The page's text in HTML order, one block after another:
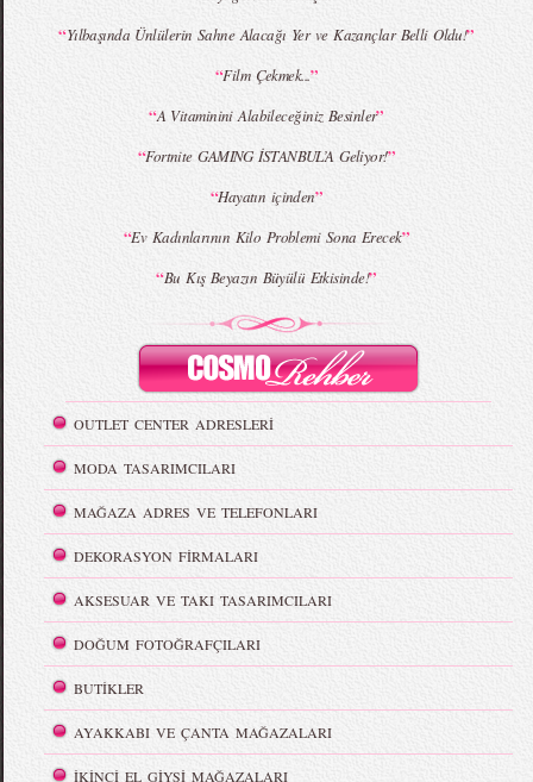
“Yılbaşında Ünlülerin Sahne Alacağı Yer ve Kazançlar Belli Oldu!”
“Film Çekmek...”
“A Vitaminini Alabileceğiniz Besinler”
“Fortnite GAMING İSTANBUL’A Geliyor!”
“Hayatın içinden”
“Ev Kadınlarının Kilo Problemi Sona Erecek”
“Bu Kış Beyazın Büyülü Etkisinde!”
OUTLET CENTER ADRESLERİ
MODA TASARIMCILARI
MAĞAZA ADRES VE TELEFONLARI
DEKORASYON FİRMALARI
AKSESUAR VE TAKI TASARIMCILARI
DOĞUM FOTOĞRAFÇILARI
BUTİKLER
AYAKKABI VE ÇANTA MAĞAZALARI
İKİNCİ EL GİYSİ MAĞAZALARI